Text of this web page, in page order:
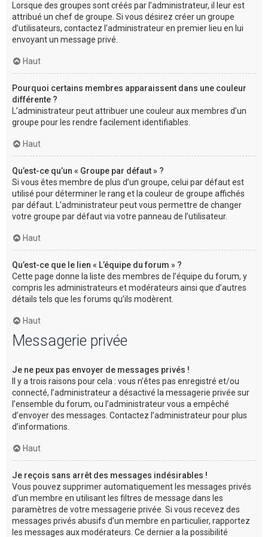
Lorsque des groupes sont créés par l’administrateur, il leur est
attribué un chef de groupe. Si vous désirez créer un groupe
d’utilisateurs, contactez l’administrateur en premier lieu en lui
envoyant un message privé.
Haut
Pourquoi certains membres apparaissent dans une couleur
différente ?
L’administrateur peut attribuer une couleur aux membres d’un
groupe pour les rendre facilement identifiables.
Haut
Qu’est-ce qu’un « Groupe par défaut » ?
Si vous êtes membre de plus d’un groupe, celui par défaut est
utilisé pour déterminer le rang et la couleur de groupe affichés
par défaut. L’administrateur peut vous permettre de changer
votre groupe par défaut via votre panneau de l’utilisateur.
Haut
Qu’est-ce que le lien « L’équipe du forum » ?
Cette page donne la liste des membres de l’équipe du forum, y
compris les administrateurs et modérateurs ainsi que d’autres
détails tels que les forums qu’ils modèrent.
Haut
Messagerie privée
Je ne peux pas envoyer de messages privés !
Il y a trois raisons pour cela : vous n’êtes pas enregistré et/ou
connecté, l’administrateur a désactivé la messagerie privée sur
l’ensemble du forum, ou l’administrateur vous a empêché
d’envoyer des messages. Contactez l’administrateur pour plus
d’informations.
Haut
Je reçois sans arrêt des messages indésirables !
Vous pouvez supprimer automatiquement les messages privés
d’un membre en utilisant les filtres de message dans les
paramètres de votre messagerie privée. Si vous recevez des
messages privés abusifs d’un membre en particulier, rapportez
les messages aux modérateurs. Ce dernier a la possibilité